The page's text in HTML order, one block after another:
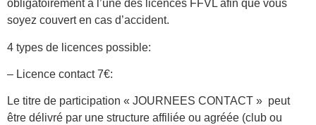
obligatoirement à l’une des licences FFVL afin que vous
soyez couvert en cas d’accident.
4 types de licences possible:
– Licence contact 7€:
Le titre de participation « JOURNEES CONTACT » peut
être délivré par une structure affiliée ou agréée (club ou